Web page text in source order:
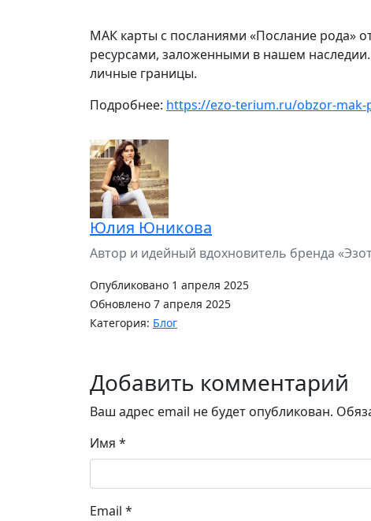
МАК карты с посланиями «Послание рода»
ресурсами, заложенными в нашем
личные границы.
Подробнее: https://ezo-terium.ru/obzor-mak-
Юлия Юникова
Автор и идейный вдохновитель бренда
Опубликовано 1 апреля 2025
Обновлено 7 апреля 2025
Категория: Блог
Добавить комментарий
Ваш адрес email не будет опубликован.
Имя *
Email *